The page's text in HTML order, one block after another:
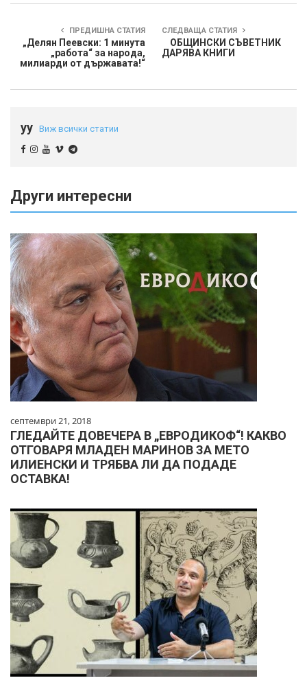
ПРЕДИШНА СТАТИЯ
„Делян Пеевски: 1 минута
„работа“ за народа,
милиарди от държавата!“
СЛЕДВАЩА СТАТИЯ
ОБЩИНСКИ СЪВЕТНИК
ДАРЯВА КНИГИ
yy Виж всички статии
Други интересни
септември 21, 2018
ГЛЕДАЙТЕ ДОВЕЧЕРА В „ЕВРОДИКОФ“! КАКВО
ОТГОВАРЯ МЛАДЕН МАРИНОВ ЗА МЕТО
ИЛИЕНСКИ И ТРЯБВА ЛИ ДА ПОДАДЕ
ОСТАВКА!